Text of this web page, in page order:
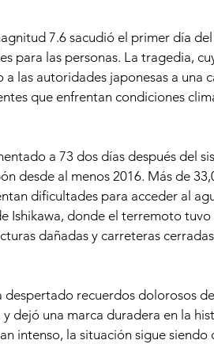
7.6 sacudió el primer día
para las personas. La tragedia,
las autoridades japonesas a una
que enfrentan condiciones
a 73 dos días después del
desde al menos 2016. Más de
dificultades para acceder al
Ishikawa, donde el terremoto
dañadas y carreteras
despertado recuerdos dolorosos
y dejó una marca duradera en la
intenso, la situación sigue siendo